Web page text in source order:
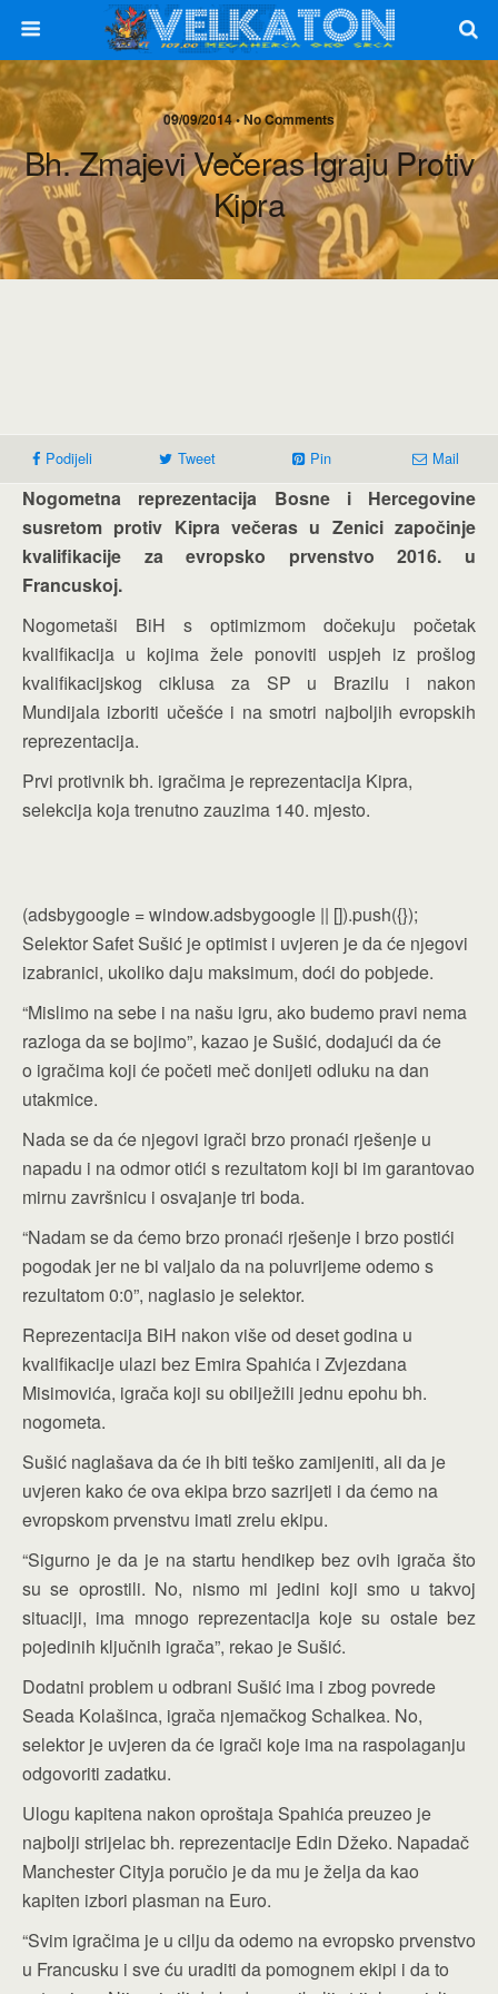
09/09/2014 • No Comments
Bh. Zmajevi Večeras Igraju Protiv
Kipra
Podijeli Tweet Pin Mail
Nogometna reprezentacija Bosne i Hercegovine
susretom protiv Kipra večeras u Zenici započinje
kvalifikacije za evropsko prvenstvo 2016. u
Francuskoj.
Nogometaši BiH s optimizmom dočekuju početak
kvalifikacija u kojima žele ponoviti uspjeh iz prošlog
kvalifikacijskog ciklusa za SP u Brazilu i nakon
Mundijala izboriti učešće i na smotri najboljih evropskih
reprezentacija.
Prvi protivnik bh. igračima je reprezentacija Kipra,
selekcija koja trenutno zauzima 140. mjesto.
(adsbygoogle = window.adsbygoogle || []).push({});
Selektor Safet Sušić je optimist i uvjeren je da će njegovi
izabranici, ukoliko daju maksimum, doći do pobjede.
“Mislimo na sebe i na našu igru, ako budemo pravi nema
razloga da se bojimo”, kazao je Sušić, dodajući da će
o igračima koji će početi meč donijeti odluku na dan
utakmice.
Nada se da će njegovi igrači brzo pronaći rješenje u
napadu i na odmor otići s rezultatom koji bi im garantovao
mirnu završnicu i osvajanje tri boda.
“Nadam se da ćemo brzo pronaći rješenje i brzo postići
pogodak jer ne bi valjalo da na poluvrijeme odemo s
rezultatom 0:0”, naglasio je selektor.
Reprezentacija BiH nakon više od deset godina u
kvalifikacije ulazi bez Emira Spahića i Zvjezdana
Misimovića, igrača koji su obilježili jednu epohu bh.
nogometa.
Sušić naglašava da će ih biti teško zamijeniti, ali da je
uvjeren kako će ova ekipa brzo sazrijeti i da ćemo na
evropskom prvenstvu imati zrelu ekipu.
“Sigurno je da je na startu hendikep bez ovih igrača što
su se oprostili. No, nismo mi jedini koji smo u takvoj
situaciji, ima mnogo reprezentacija koje su ostale bez
pojedinih ključnih igrača”, rekao je Sušić.
Dodatni problem u odbrani Sušić ima i zbog povrede
Seada Kolašinca, igrača njemačkog Schalkea. No,
selektor je uvjeren da će igrači koje ima na raspolaganju
odgovoriti zadatku.
Ulogu kapitena nakon oproštaja Spahića preuzeo je
najbolji strijelac bh. reprezentacije Edin Džeko. Napadač
Manchester Cityja poručio je da mu je želja da kao
kapiten izbori plasman na Euro.
“Svim igračima je u cilju da odemo na evropsko prvenstvo
u Francusku i sve ću uraditi da pomognem ekipi i da to